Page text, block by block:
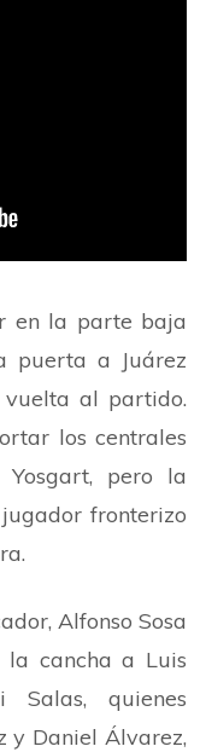
en la parte baja
puerta a Juárez
al partido.
los centrales
pero la
fronterizo
Alfonso Sosa
cancha a Luis
quienes
y Daniel Álvarez,